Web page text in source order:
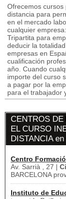
Ofrecemos cursos
distancia para
en el mercado
cualquier
Tripartita para
deducir la
empresas en
cualificación
año. Cuando
importe del curso
a pagar por la
para el trabajador
CENTROS
EL CURSO
DISTANCIA
Centro
Av. Sarrià , 27 |
BARCELONA
Instituto de